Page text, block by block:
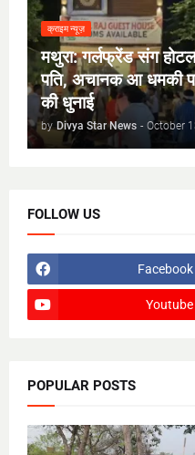
क्राइम न्यूज़
मथुरा: गर्लफ्रेंड संग
पति, अचानक आ धमकी
की धुनाई
by Divya Star News - October
FOLLOW US
Facebook
Youtube
POPULAR POSTS